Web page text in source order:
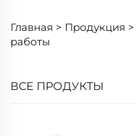
Главная > Продукция >
работы
ВСЕ ПРОДУКТЫ